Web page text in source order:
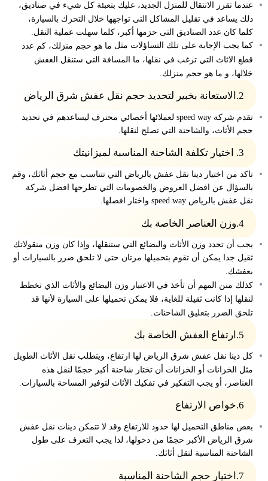
عندما تقرر الانتقال للمنزل الجديد، عليك بتعبئة كل شيء في صناديق،
ذلك يساعد في تقليل المشاكل التى تواجهها خلال التحرك بالسيارة،
كلما كان عدد الصناديق التى حزمها أكبر، كلما سهلت عملية النقل.
كما يجب الإجابة على تلك التساؤلات مثل ما هو حجم منزلك، كم عدد
قطع الاثاث التي ترغب في نقلها، ما المسافة التي ستنقل العفش
خلالها، و ما هو حجم منزلك.
2.الاستعانة بخبير لتحديد حجم نقل عفش شرق الرياض
تقدم شركة speed way لعملائها أخصائي محترف ليساعدهم في تحديد
حجم الأثاث، والشاحنة التي تصلح لنقلها.
3. اختيار تكلفة الشاحنة المناسبة لميزانيتك
تاكد من اختيار دينا نقل عفش بالرياض التي تتناسب مع حجم أثاثك، وقم
بالسؤال عن افضل العروض والخصومات التي تطرحها افضل شركة
نقل عفش بالرياض speed way واختار افضلها.
4.وزن العناصر الخاصة بك
يجب أن تحدد وزن الأثاث والبضائع التي ستنقلها، وإذا كان وزن منقولاتك
ثقيل جدا يمكن أن تقوم بتحميلها مرتان حتى لا تلحق ضرر بالسيارات أو
بعفشك.
كذلك منن المهم أن تأخذ في الاعتبار وزن البضائع والأثاث الذي تخطط
لنقلها إ ذا كانت ثقيلة للغاية، فلا يمكن تحميلها على السيارة لأنها قد
تلحق الضرر بتعليق الشاحنات.
5.ارتفاع العفش الخاصة بك
كل دينا نقل عفش شرق الرياض لها ارتفاع، ويتطلب نقل الأثاث الطويل
مثل الخزانات أو الخزانات أن تختار شاحنة أكبر حجمًا لنقل هذه
العناصر، أو يجب التفكير في تفكيك الأثاث لتوفير المساحة بالسيارات.
6.خواص الارتفاع
بعض مناطق التحميل لها حدود للارتفاع وقد لا تتمكن دينات نقل عفش
شرق الرياض الأكبر حجمًا من دخولها، لذا يجب التعرف على طول
الشاحنة المناسبة لنقل أثاثك.
7.اختيار حجم الشاحنة المناسبة